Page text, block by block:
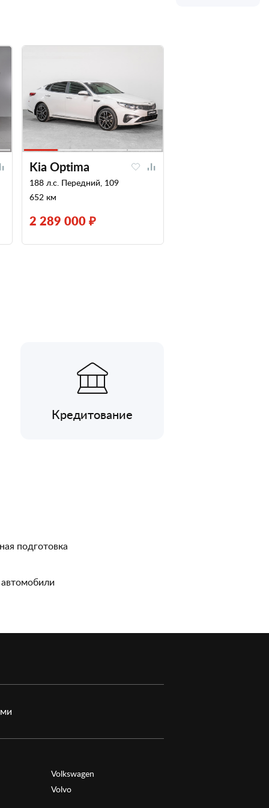
Kia Optima
188 л.с. Передний, 109
652 км
2 289 000 ₽
Кредитование
подготовка
Volkswagen
Volvo